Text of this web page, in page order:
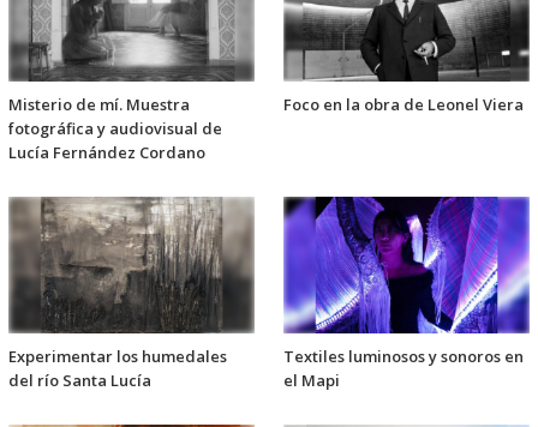
Misterio de mí. Muestra
fotográfica y audiovisual de
Lucía Fernández Cordano
Foco en la obra de Leonel Viera
Experimentar los humedales
del río Santa Lucía
Textiles luminosos y sonoros en
el Mapi